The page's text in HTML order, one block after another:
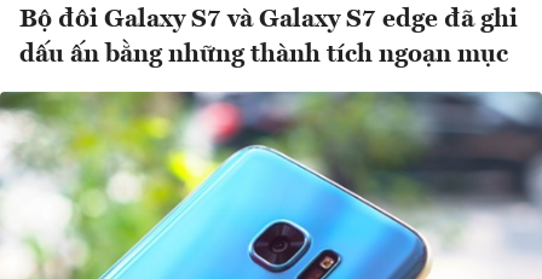
Bộ đôi Galaxy S7 và Galaxy S7 edge đã ghi
dấu ấn bằng những thành tích ngoạn mục